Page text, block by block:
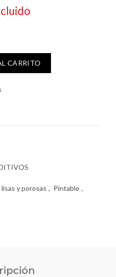
CARRITO
y porosas , Pintable ,